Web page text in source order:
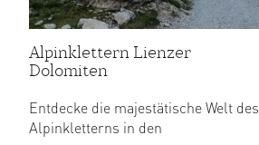
Alpinklettern Lienzer
Dolomiten
Entdecke die majestätische Welt des
Alpinkletterns in den